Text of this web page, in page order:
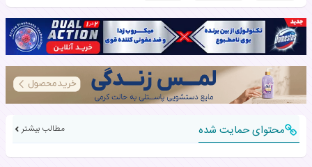
محتوای حمایت شده مطالب بیشتر